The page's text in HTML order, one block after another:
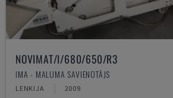
NOVIMAT/I/680/650/R3
IMA - MALUMA SAVIENOTĀJS
LENKIJA 2009